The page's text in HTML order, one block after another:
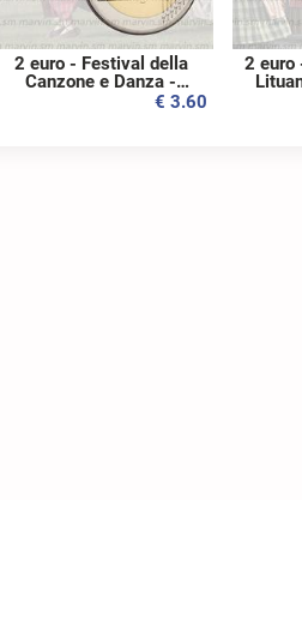
2 euro - Festival della
Canzone e Danza -
Lituania - 2018 - UNC
€ 3.60
2 euro